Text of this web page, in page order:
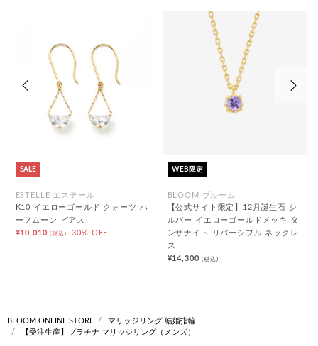
SALE
ESTELLE エステール
K10 イエローゴールド クォーツ ハ
ーフムーン ピアス
¥10,010(税込) 30% OFF
WEB限定
BLOOM ブルーム
【公式サイト限定】12月誕生石 シ
ルバー イエローゴールドメッキ タ
ンザナイト リバーシブル ネックレ
ス
¥14,300(税込)
前の画像
BLOOM ONLINE STORE
マリッジリング 結婚指輪
【受注生産】プラチナ マリッジリング（メンズ）